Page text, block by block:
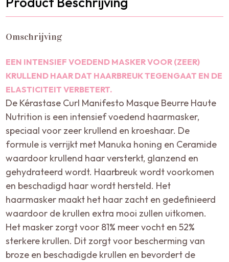
Omschrijving
EEN INTENSIEF VOEDEND MASKER VOOR (ZEER)
KRULLEND HAAR DAT HAARBREUK TEGENGAAT EN DE
ELASTICITEIT VERBETERT.
De Kérastase Curl Manifesto Masque Beurre Haute
Nutrition is een intensief voedend haarmasker,
speciaal voor zeer krullend en kroeshaar. De
formule is verrijkt met Manuka honing en Ceramide
waardoor krullend haar versterkt, glanzend en
gehydrateerd wordt. Haarbreuk wordt voorkomen
en beschadigd haar wordt hersteld. Het
haarmasker maakt het haar zacht en gedefinieerd
waardoor de krullen extra mooi zullen uitkomen.
Het masker zorgt voor 81% meer vocht en 52%
sterkere krullen. Dit zorgt voor bescherming van
broze en beschadigde krullen en bevordert de